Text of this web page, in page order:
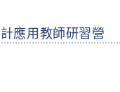
應用教師研習營